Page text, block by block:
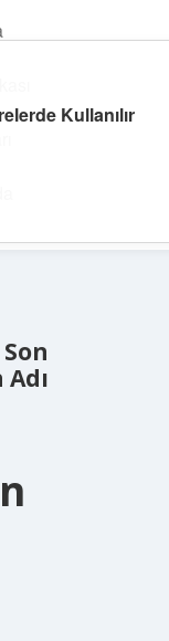
Kullanılır